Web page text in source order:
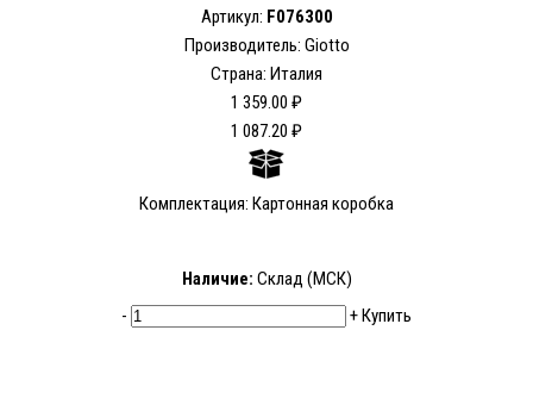
Артикул: F076300
Производитель: Giotto
Страна: Италия
1 359.00 ₽
1 087.20 ₽
Комплектация: Картонная коробка
Наличие: Склад (МСК)
-
+Купить